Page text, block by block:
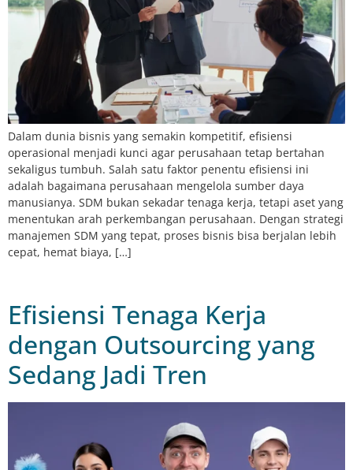
Dalam dunia bisnis yang semakin kompetitif, efisiensi
operasional menjadi kunci agar perusahaan tetap bertahan
sekaligus tumbuh. Salah satu faktor penentu efisiensi ini
adalah bagaimana perusahaan mengelola sumber daya
manusianya. SDM bukan sekadar tenaga kerja, tetapi aset yang
menentukan arah perkembangan perusahaan. Dengan strategi
manajemen SDM yang tepat, proses bisnis bisa berjalan lebih
cepat, hemat biaya, […]
Efisiensi Tenaga Kerja
dengan Outsourcing yang
Sedang Jadi Tren